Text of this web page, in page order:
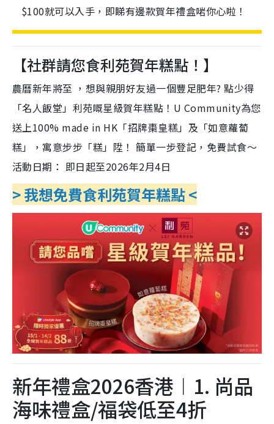
$100就可以入手，即睇有邊款賀年禮盒啱你心啦！
【社群請您食利苑賀年糕點！】
農曆新年將至 ，想與親朋好友過一個豐足肥年? 點少得
「名人飯堂」利苑嘅星級賀年糕點！U Community為您
送上100% made in HK「招牌棗皇糕」及「如意蘿蔔
糕」，寓意步步「糕」陞！ 簡單一步登記，免費試食～
活動日期： 即日起至2026年2月4日
> 我想免費食利苑賀年糕點 <
新年禮盒2026香港︱1. 尚品
海味禮盒/福袋低至4折